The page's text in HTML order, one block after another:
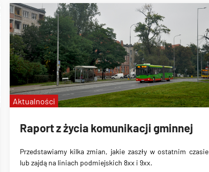
Raport z życia komunikacji gminnej
Przedstawiamy kilka zmian, jakie zaszły w ostatnim czasie
lub zajdą na liniach podmiejskich 8xx i 9xx.
Aktualności